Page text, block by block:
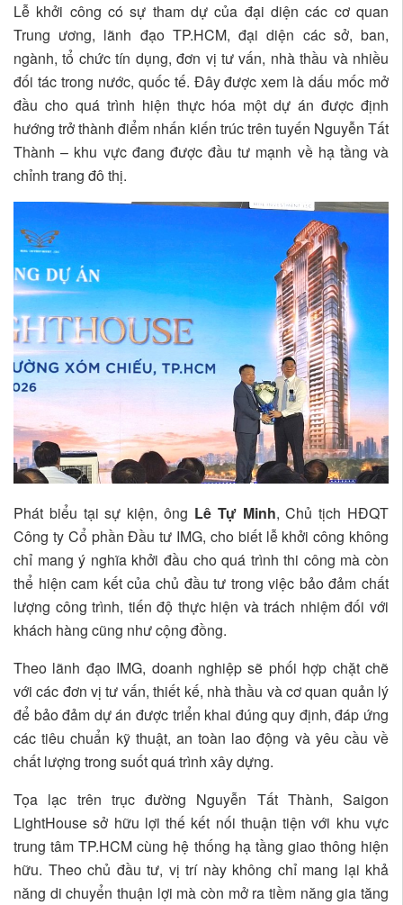
Lễ khởi công có sự tham dự của đại diện các cơ quan
Trung ương, lãnh đạo TP.HCM, đại diện các sở, ban,
ngành, tổ chức tín dụng, đơn vị tư vấn, nhà thầu và nhiều
đối tác trong nước, quốc tế. Đây được xem là dấu mốc mở
đầu cho quá trình hiện thực hóa một dự án được định
hướng trở thành điểm nhấn kiến trúc trên tuyến Nguyễn Tất
Thành – khu vực đang được đầu tư mạnh về hạ tầng và
chỉnh trang đô thị.
Phát biểu tại sự kiện, ông Lê Tự Minh, Chủ tịch HĐQT
Công ty Cổ phần Đầu tư IMG, cho biết lễ khởi công không
chỉ mang ý nghĩa khởi đầu cho quá trình thi công mà còn
thể hiện cam kết của chủ đầu tư trong việc bảo đảm chất
lượng công trình, tiến độ thực hiện và trách nhiệm đối với
khách hàng cũng như cộng đồng.
Theo lãnh đạo IMG, doanh nghiệp sẽ phối hợp chặt chẽ
với các đơn vị tư vấn, thiết kế, nhà thầu và cơ quan quản lý
để bảo đảm dự án được triển khai đúng quy định, đáp ứng
các tiêu chuẩn kỹ thuật, an toàn lao động và yêu cầu về
chất lượng trong suốt quá trình xây dựng.
Tọa lạc trên trục đường Nguyễn Tất Thành, Saigon
LightHouse sở hữu lợi thế kết nối thuận tiện với khu vực
trung tâm TP.HCM cùng hệ thống hạ tầng giao thông hiện
hữu. Theo chủ đầu tư, vị trí này không chỉ mang lại khả
năng di chuyển thuận lợi mà còn mở ra tiềm năng gia tăng